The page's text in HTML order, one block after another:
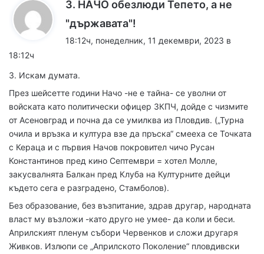
3. НАЧО обезлюди Тепето, а не
"държавата"!
18:12ч, понеделник, 11 декември, 2023 в
18:12ч
3. Искам думата.
През шейсетте години Начо -не е тайна- се уволни от
войската като политически офицер ЗКПЧ, дойде с чизмите
от Асеновград и почна да се умилква из Пловдив. („Турна
очила и връзка и култура взе да пръска“ смееха се Точката
с Кераца и с първия Начов покровител чичо Русан
Константинов пред кино Септември = хотел Молле,
закусвалнята Балкан пред Клуба на Културните дейци
където сега е разградено, Стамболов).
Без образование, без възпитание, здрав другар, народната
власт му възложи -като друго не умее- да коли и беси.
Априлският пленум събори Червенков и сложи другаря
Живков. Излюпи се „Априлското Поколение“ пловдивски